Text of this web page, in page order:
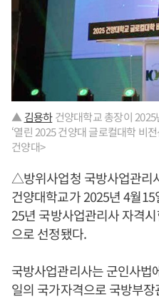
▲ 김용하건양대학교 총장이 2025
‘열린 2025 건양대 글로컬대학 비
건양대>
△방위사업청 국방사업관리
건양대학교가 2025년 4월
25년 국방사업관리사 자격
으로 선정됐다.
국방사업관리사는 군인사법
일의 국가자격으로 국방부